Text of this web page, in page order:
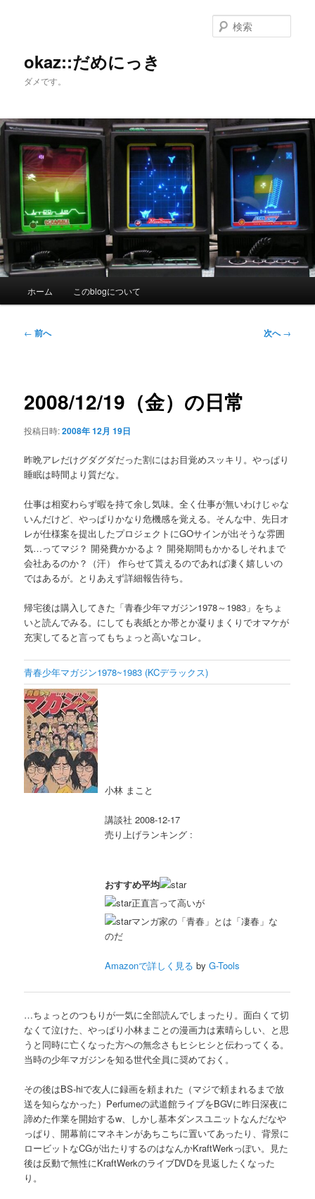
へ
移
okaz::だめにっき
ダメです。
索
ホーム このblogについて
投
ー
ョ
← 前へ 次へ→
2008/12/19（金）の日常
投稿日時:2008年 12月 19日
昨晩アレだけグダグダだった割にはお目覚めスッキリ。やっぱり
睡眠は時間より質だな。
仕事は相変わらず暇を持て余し気味。全く仕事が無いわけじゃな
いんだけど、やっぱりかなり危機感を覚える。そんな中、先日オ
レが仕様案を提出したプロジェクトにGOサインが出そうな雰囲
気…ってマジ？ 開発費かかるよ？ 開発期間もかかるしそれまで
会社あるのか？（汗） 作らせて貰えるのであれば凄く嬉しいの
ではあるが。とりあえず詳細報告待ち。
帰宅後は購入してきた「青春少年マガジン1978～1983」をちょ
いと読んでみる。にしても表紙とか帯とか凝りまくりでオマケが
充実してると言ってもちょっと高いなコレ。
青春少年マガジン1978~1983 (KCデラックス)
小林 まこと
講談社 2008-12-17
売り上げランキング :
おすすめ平均
正直言って高いが
マンガ家の「青春」とは「凄春」な
のだ
Amazonで詳しく見る byG-Tools
…ちょっとのつもりが一気に全部読んでしまったり。面白くて切
なくて泣けた、やっぱり小林まことの漫画力は素晴らしい、と思
うと同時に亡くなった方への無念さもヒシヒシと伝わってくる。
当時の少年マガジンを知る世代全員に奨めておく。
その後はBS-hiで友人に録画を頼まれた（マジで頼まれるまで放
送を知らなかった）Perfumeの武道館ライブをBGVに昨日深夜に
諦めた作業を開始するw、しかし基本ダンスユニットなんだなや
っぱり、開幕前にマネキンがあちこちに置いてあったり、背景に
ロービットなCGが出たりするのはなんかKraftWerkっぽい。見た
後は反動で無性にKraftWerkのライブDVDを見返したくなった
り。